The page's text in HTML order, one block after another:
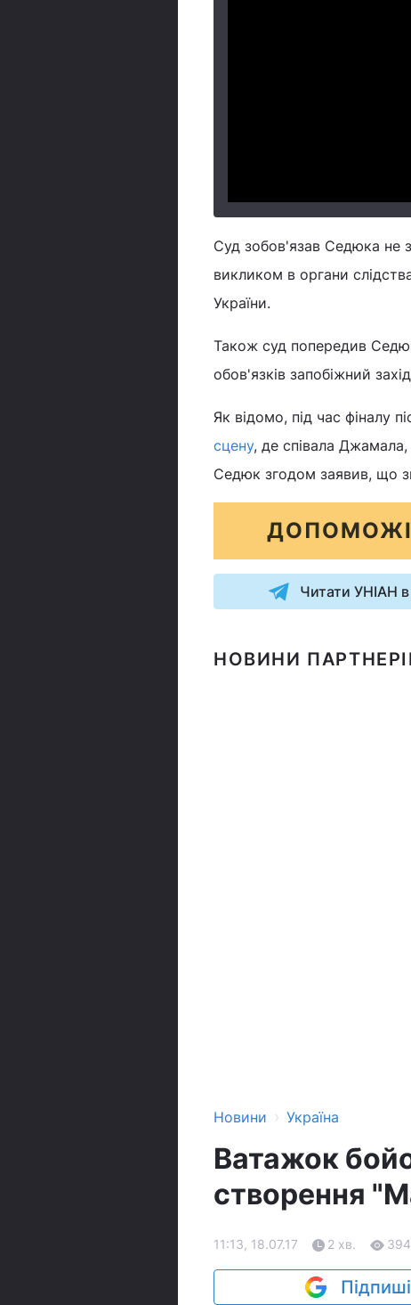
Суд зобов'язав Седюка не
викликом в органи
України.
Також суд попередив
обов'язків запобіжний
Як відомо, під час фіналу
сцену, де співала Джамала,
Седюк згодом заявив, що
Читати УНІАН
НОВИНИ
Новини › Україна
Ватажок
створення
11:13, 18.07.17 2 хв.